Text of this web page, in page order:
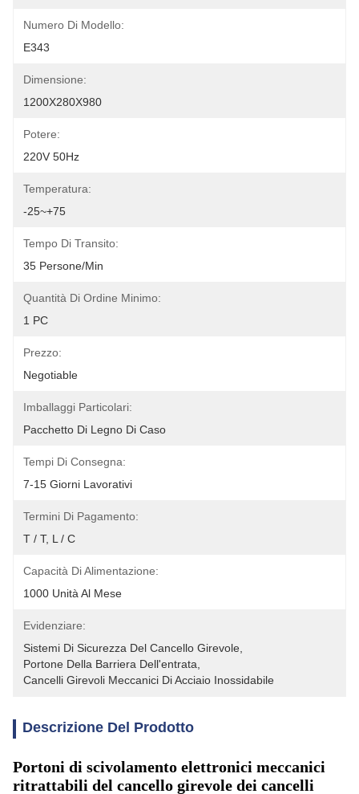
Numero Di Modello:
E343
Dimensione:
1200X280X980
Potere:
220V 50Hz
Temperatura:
-25~+75
Tempo Di Transito:
35 Persone/min
Quantità Di Ordine Minimo:
1 PC
Prezzo:
Negotiable
Imballaggi Particolari:
Pacchetto Di Legno Di Caso
Tempi Di Consegna:
7-15 Giorni Lavorativi
Termini Di Pagamento:
T / T, L / C
Capacità Di Alimentazione:
1000 Unità Al Mese
Evidenziare:
Sistemi Di Sicurezza Del Cancello Girevole
Portone Della Barriera Dell'entrata
Cancelli Girevoli Meccanici Di Acciaio Inossidabile
Descrizione Del Prodotto
Portoni di scivolamento elettronici meccanici
ritrattabili del cancello girevole dei cancelli